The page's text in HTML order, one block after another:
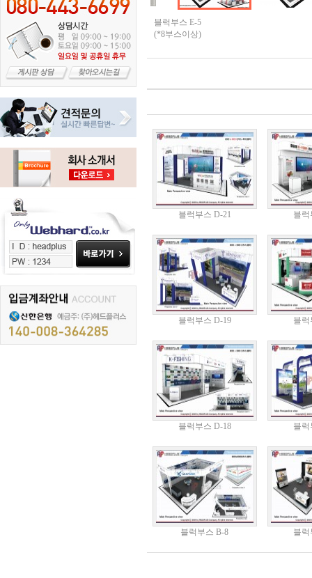
블럭부스 E-5
(*8부스이상)
블럭부스 D-21 블럭
블럭부스 D-19 블럭
블럭부스 D-18 블럭
블럭부스 B-8 블럭